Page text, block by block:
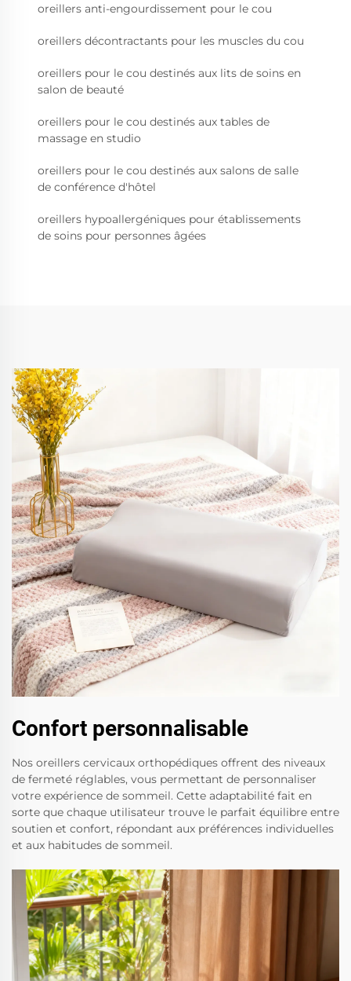
oreillers anti-engourdissement pour le cou
oreillers décontractants pour les muscles du cou
oreillers pour le cou destinés aux lits de soins en
salon de beauté
oreillers pour le cou destinés aux tables de
massage en studio
oreillers pour le cou destinés aux salons de salle
de conférence d'hôtel
oreillers hypoallergéniques pour établissements
de soins pour personnes âgées
Confort personnalisable
Nos oreillers cervicaux orthopédiques offrent des niveaux
de fermeté réglables, vous permettant de personnaliser
votre expérience de sommeil. Cette adaptabilité fait en
sorte que chaque utilisateur trouve le parfait équilibre entre
soutien et confort, répondant aux préférences individuelles
et aux habitudes de sommeil.